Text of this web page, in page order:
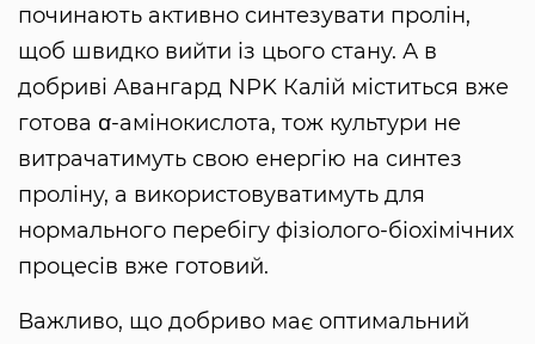
починають активно синтезувати пролін,
щоб швидко вийти із цього стану. А в
добриві Авангард NPK Калій міститься вже
готова ꭤ-амінокислота, тож культури не
витрачатимуть свою енергію на синтез
проліну, а використовуватимуть для
нормального перебігу фізіолого-біохімічних
процесів вже готовий.
Важливо, що добриво має оптимальний